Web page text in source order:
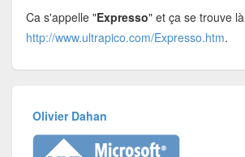
Ca s'appelle "Expresso" et ça se trouve là
http://www.ultrapico.com/Expresso.htm.
Olivier Dahan